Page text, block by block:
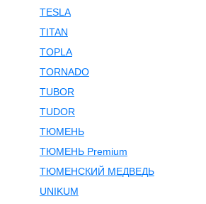
TESLA
TITAN
TOPLA
TORNADO
TUBOR
TUDOR
ТЮМЕНЬ
ТЮМЕНЬ Premium
ТЮМЕНСКИЙ МЕДВЕДЬ
UNIKUM